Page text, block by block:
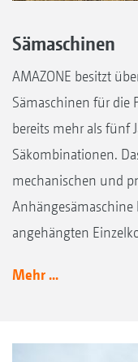
Sämaschinen
AMAZONE besitzt
Sämaschinen für die
bereits mehr als fünf
Säkombinationen.
mechanischen und
angehängten
Mehr ...